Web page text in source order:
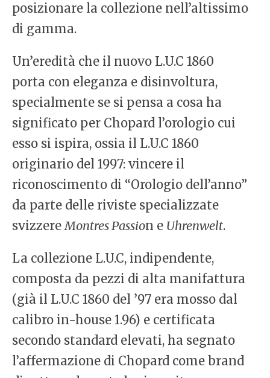
posizionare la collezione nell’altissimo
di gamma.
Un’eredità che il nuovo L.U.C 1860
porta con eleganza e disinvoltura,
specialmente se si pensa a cosa ha
significato per Chopard l’orologio cui
esso si ispira, ossia il L.U.C 1860
originario del 1997: vincere il
riconoscimento di “Orologio dell’anno”
da parte delle riviste specializzate
svizzereMontres Passion e Uhrenwelt.
La collezione L.U.C, indipendente,
composta da pezzi di alta manifattura
(già il L.U.C 1860 del ’97 era mosso dal
calibro in-house 1.96) e certificata
secondo standard elevati, ha segnato
l’affermazione di Chopard come brand